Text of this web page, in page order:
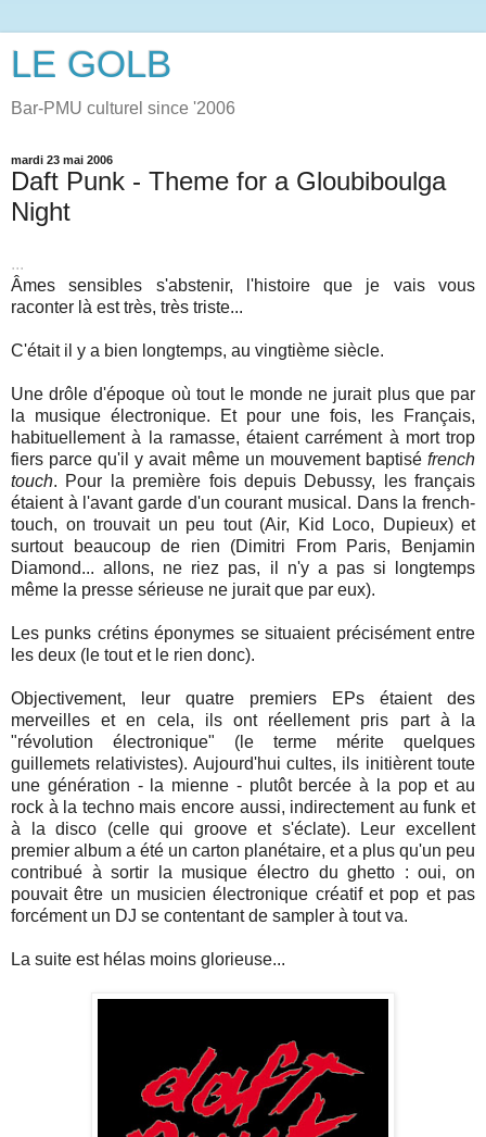
LE GOLB
Bar-PMU culturel since '2006
mardi 23 mai 2006
Daft Punk - Theme for a Gloubiboulga
Night
...
Âmes sensibles s'abstenir, l'histoire que je vais vous
raconter là est très, très triste...
C'était il y a bien longtemps, au vingtième siècle.
Une drôle d'époque où tout le monde ne jurait plus que par
la musique électronique. Et pour une fois, les Français,
habituellement à la ramasse, étaient carrément à mort trop
fiers parce qu'il y avait même un mouvement baptisé french
touch. Pour la première fois depuis Debussy, les français
étaient à l'avant garde d'un courant musical. Dans la french-
touch, on trouvait un peu tout (Air, Kid Loco, Dupieux) et
surtout beaucoup de rien (Dimitri From Paris, Benjamin
Diamond... allons, ne riez pas, il n'y a pas si longtemps
même la presse sérieuse ne jurait que par eux).
Les punks crétins éponymes se situaient précisément entre
les deux (le tout et le rien donc).
Objectivement, leur quatre premiers EPs étaient des
merveilles et en cela, ils ont réellement pris part à la
"révolution électronique" (le terme mérite quelques
guillemets relativistes). Aujourd'hui cultes, ils initièrent toute
une génération - la mienne - plutôt bercée à la pop et au
rock à la techno mais encore aussi, indirectement au funk et
à la disco (celle qui groove et s'éclate). Leur excellent
premier album a été un carton planétaire, et a plus qu'un peu
contribué à sortir la musique électro du ghetto : oui, on
pouvait être un musicien électronique créatif et pop et pas
forcément un DJ se contentant de sampler à tout va.
La suite est hélas moins glorieuse...